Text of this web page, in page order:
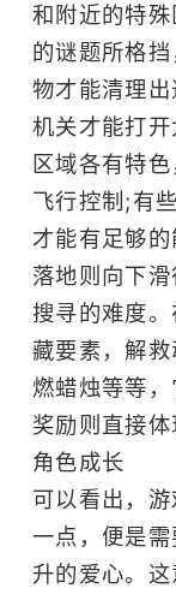
和附近的特
的谜题所格
物才能清理
机关才能打开
区域各有特
飞行控制;有
才能有足够
落地则向下
搜寻的难度
藏要素，解
燃蜡烛等等
奖励则直接体
角色成长
可以看出，
一点，便是
升的爱心。